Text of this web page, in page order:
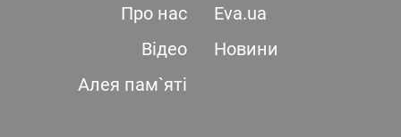
Про нас
Eva.ua
Відео
Новини
Алея пам`яті